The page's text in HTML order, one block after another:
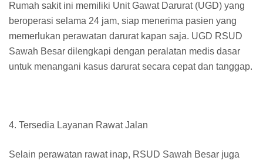
Rumah sakit ini memiliki Unit Gawat Darurat (UGD) yang
beroperasi selama 24 jam, siap menerima pasien yang
memerlukan perawatan darurat kapan saja. UGD RSUD
Sawah Besar dilengkapi dengan peralatan medis dasar
untuk menangani kasus darurat secara cepat dan tanggap.
4. Tersedia Layanan Rawat Jalan
Selain perawatan rawat inap, RSUD Sawah Besar juga